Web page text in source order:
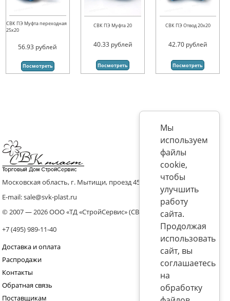
СВК ПЭ Муфта переходная
25х20
56.93 рублей
Посмотреть
СВК ПЭ Муфта 20
40.33 рублей
Посмотреть
СВК ПЭ Отвод 20х20
42.70 рублей
Посмотреть
Московская область, г. Мытищи, проезд 4536 владение 8, стр.10
E-mail: sale@svk-plast.ru
© 2007 — 2026 ООО «ТД «СтройСервис» (СВК)
+7 (495) 989-11-40
Доставка и оплата
Распродажи
Контакты
Обратная связь
Поставщикам
Мы
используем
файлы
cookie,
чтобы
улучшить
работу
сайта.
Продолжая
использовать
сайт, вы
соглашаетесь
на
обработку